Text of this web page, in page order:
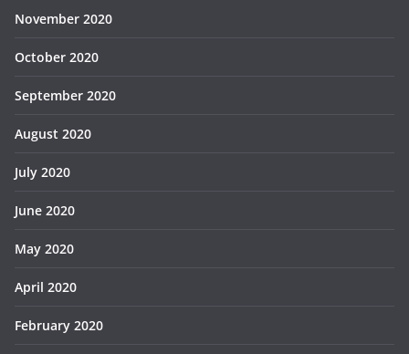
November 2020
October 2020
September 2020
August 2020
July 2020
June 2020
May 2020
April 2020
February 2020